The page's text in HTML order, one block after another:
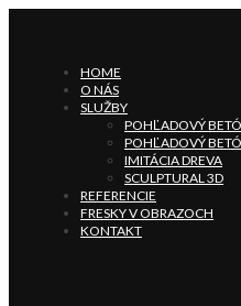
HOME
O NÁS
SLUŽBY
POHĽADOVÝ
POHĽADOVÝ
IMITÁCIA DREVA
SCULPTURAL 3D
REFERENCIE
FRESKY V OBRAZOCH
KONTAKT